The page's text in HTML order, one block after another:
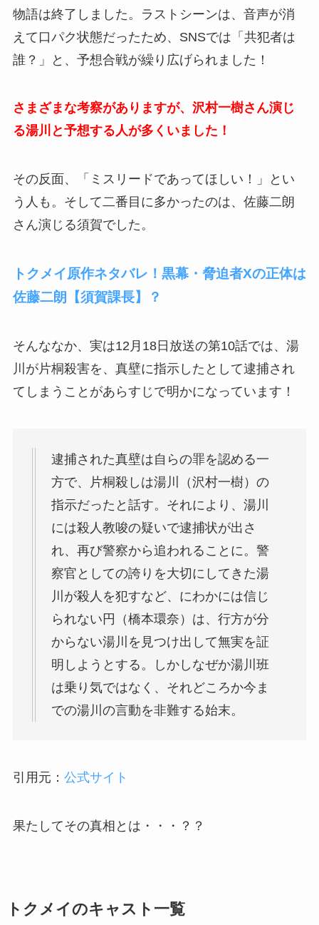
物語は終了しました。ラストシーンは、音声が消
えて口パク状態だったため、SNSでは「共犯者は
誰？」と、予想合戦が繰り広げられました！
さまざまな考察がありますが、沢村一樹さん演じ
る湯川と予想する人が多くいました！
その反面、「ミスリードであってほしい！」とい
う人も。そして二番目に多かったのは、佐藤二朗
さん演じる須賀でした。
トクメイ原作ネタバレ！黒幕・脅迫者Xの正体は
佐藤二朗【須賀課長】？
そんななか、実は12月18日放送の第10話では、湯
川が片桐殺害を、真壁に指示したとして逮捕され
てしまうことがあらすじで明かになっています！
逮捕された真壁は自らの罪を認める一
方で、片桐殺しは湯川（沢村一樹）の
指示だったと話す。それにより、湯川
には殺人教唆の疑いで逮捕状が出さ
れ、再び警察から追われることに。警
察官としての誇りを大切にしてきた湯
川が殺人を犯すなど、にわかには信じ
られない円（橋本環奈）は、行方が分
からない湯川を見つけ出して無実を証
明しようとする。しかしなぜか湯川班
は乗り気ではなく、それどころか今ま
での湯川の言動を非難する始末。
引用元： 公式サイト
果たしてその真相とは・・・？？
トクメイのキャスト一覧